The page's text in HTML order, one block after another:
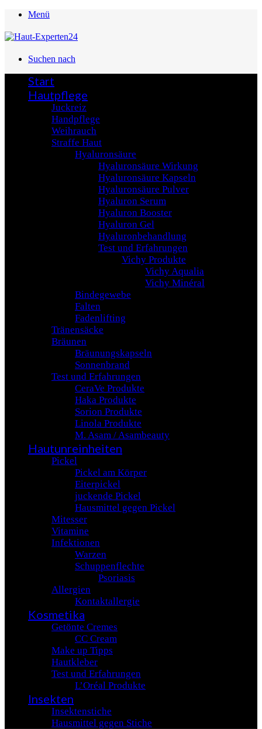
Menü
Suchen nach
Start
Hautpflege
Juckreiz
Handpflege
Weihrauch
Straffe Haut
Hyaluronsäure
Hyaluronsäure Wirkung
Hyaluronsäure Kapseln
Hyaluronsäure Pulver
Hyaluron Serum
Hyaluron Booster
Hyaluron Gel
Hyaluronbehandlung
Test und Erfahrungen
Vichy Produkte
Vichy Aqualia
Vichy Minéral
Bindegewebe
Falten
Fadenlifting
Tränensäcke
Bräunen
Bräunungskapseln
Sonnenbrand
Test und Erfahrungen
CeraVe Produkte
Haka Produkte
Sorion Produkte
Linola Produkte
M. Asam / Asambeauty
Hautunreinheiten
Pickel
Pickel am Körper
Eiterpickel
juckende Pickel
Hausmittel gegen Pickel
Mitesser
Vitamine
Infektionen
Warzen
Schuppenflechte
Psoriasis
Allergien
Kontaktallergie
Kosmetika
Getönte Cremes
CC Cream
Make up Tipps
Hautkleber
Test und Erfahrungen
L’Oréal Produkte
Insekten
Insektenstiche
Hausmittel gegen Stiche